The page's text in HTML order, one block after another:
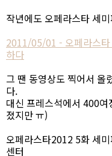
작년에도 오페라스타 세
2011/05/01 - 오페라스타
하다
그 땐 동영상도 찍어서 올
다.
대신 프레스석에서 400
졌지만 ㅠ)
오페라스타2012 5화 세
센터